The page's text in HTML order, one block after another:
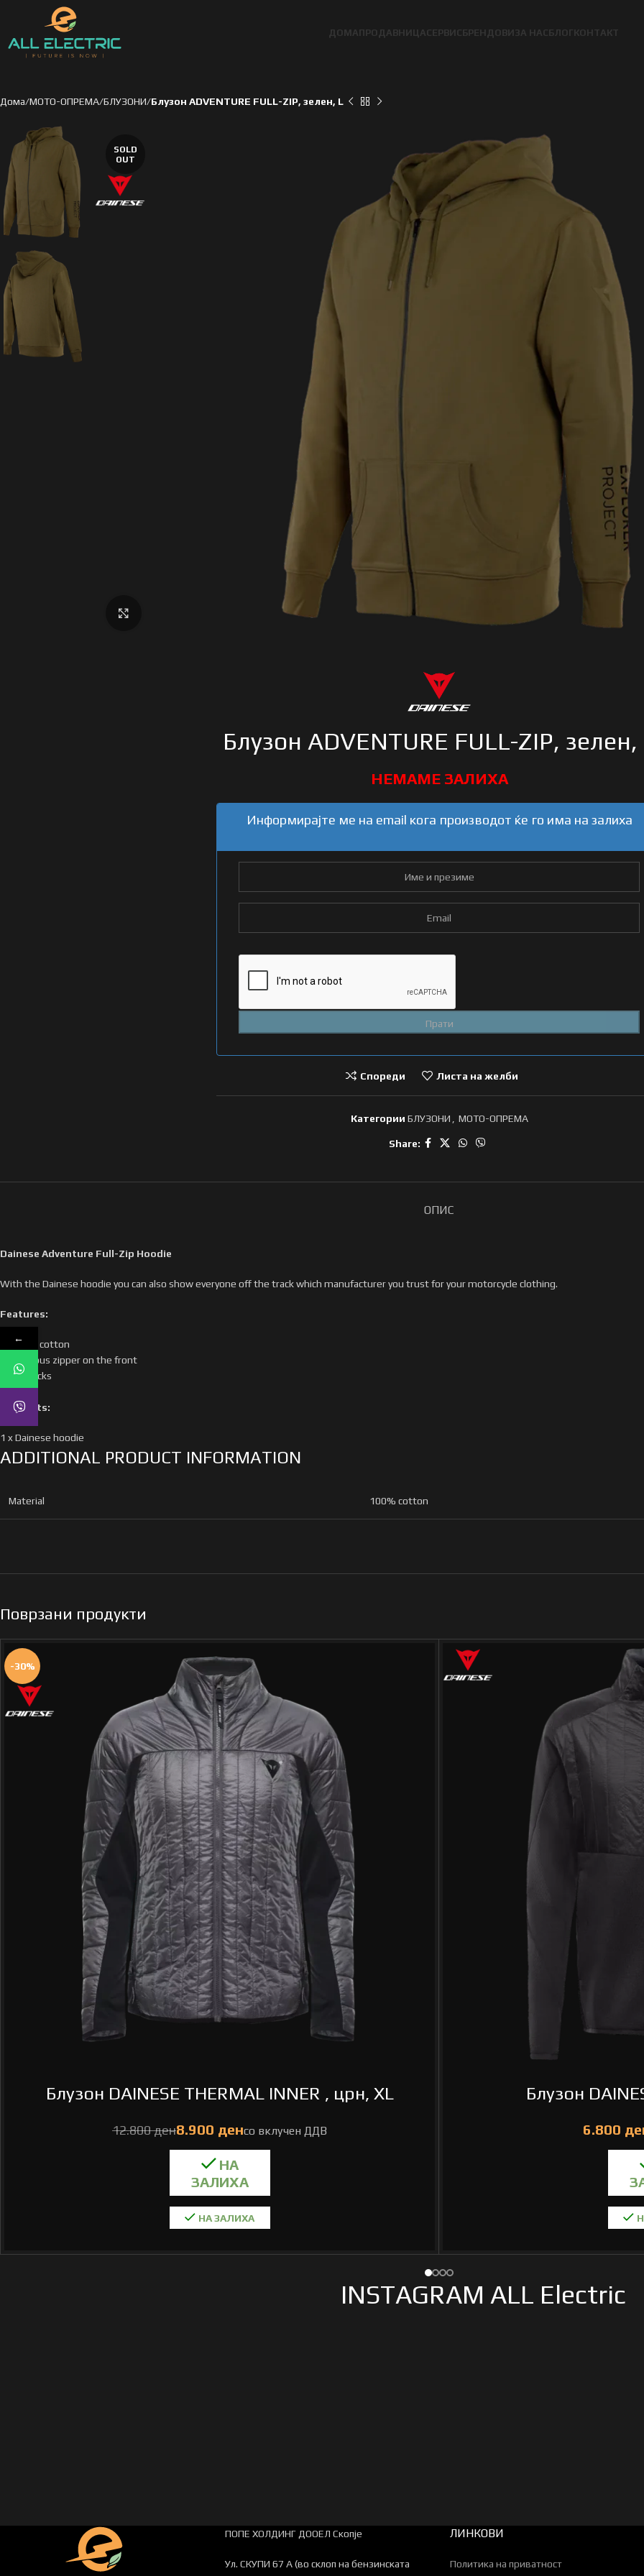
ДОМАПРОДАВНИЦАСЕРВИС БРЕНДОВИ ЗА НАС БЛОГКОНТАКТ
Дома МОТО-ОПРЕМА БЛУЗОНИ Блузон ADVENTURE FULL-ZIP, зелен, L
SOLD
OUT
Блузон ADVENTURE FULL-ZIP, зелен,
Информирајте ме на email кога производот ќе го има на залиха
Спореди Листа на желби
Категории БЛУЗОНИ , МОТО-ОПРЕМА
Share:
ОПИС
Dainese Adventure Full-Zip Hoodie
With the Dainese hoodie you can also show everyone off the track which manufacturer you trust for your motorcycle clothing.
Features:
made of cotton
continuous zipper on the front
fanny packs
loose fit
Contents:
1 x Dainese hoodie
ADDITIONAL PRODUCT INFORMATION
Material 100% cotton
Поврзани продукти
-30%
Блузон DAINESE THERMAL INNER , црн, XL
ден ден
НА ЗАЛИХА
Блузон
INSTAGRAM ALL Electric
ПОПЕ ХОЛДИНГ ДООЕЛ Скопје
Ул. СКУПИ 67 А (во склоп на бензинската
ЛИНКОВИ
Политика на приватност
←